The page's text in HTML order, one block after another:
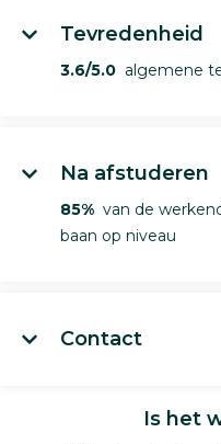
Tevredenheid
3.6/5.0 algemene
Na afstuderen
85% van de
baan op niveau
Contact
Is het